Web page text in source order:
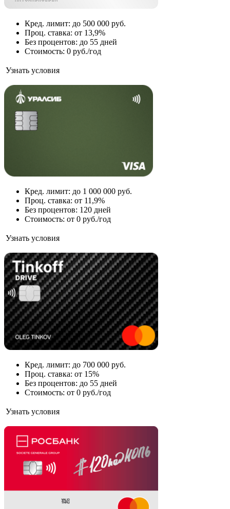
Кред. лимит: до 500 000 руб.
Проц. ставка: от 13,9%
Без процентов: до 55 дней
Стоимость: 0 руб./год
Узнать условия
Кред. лимит: до 1 000 000 руб.
Проц. ставка: от 11,9%
Без процентов: 120 дней
Стоимость: от 0 руб./год
Узнать условия
Кред. лимит: до 700 000 руб.
Проц. ставка: от 15%
Без процентов: до 55 дней
Стоимость: от 0 руб./год
Узнать условия